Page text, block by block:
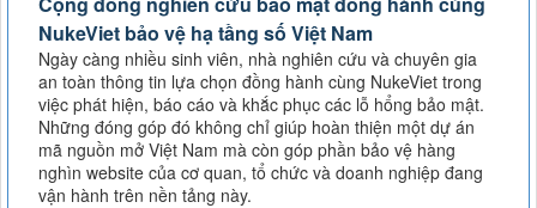
NukeViet bảo vệ hạ tầng số Việt Nam
Ngày càng nhiều sinh viên, nhà nghiên cứu và chuyên gia
an toàn thông tin lựa chọn đồng hành cùng NukeViet trong
việc phát hiện, báo cáo và khắc phục các lỗ hổng bảo mật.
Những đóng góp đó không chỉ giúp hoàn thiện một dự án
mã nguồn mở Việt Nam mà còn góp phần bảo vệ hàng
nghìn website của cơ quan, tổ chức và doanh nghiệp đang
vận hành trên nền tảng này.